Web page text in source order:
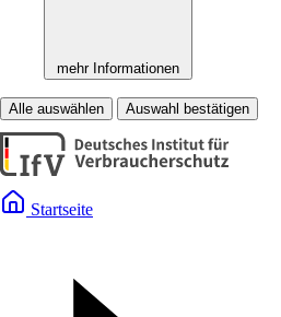
mehr Informationen
Alle auswählen Auswahl bestätigen
Startseite